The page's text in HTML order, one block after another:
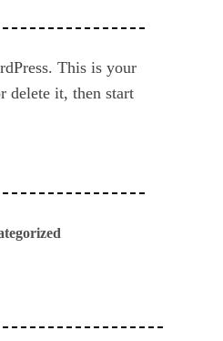
This is your
delete it, then start